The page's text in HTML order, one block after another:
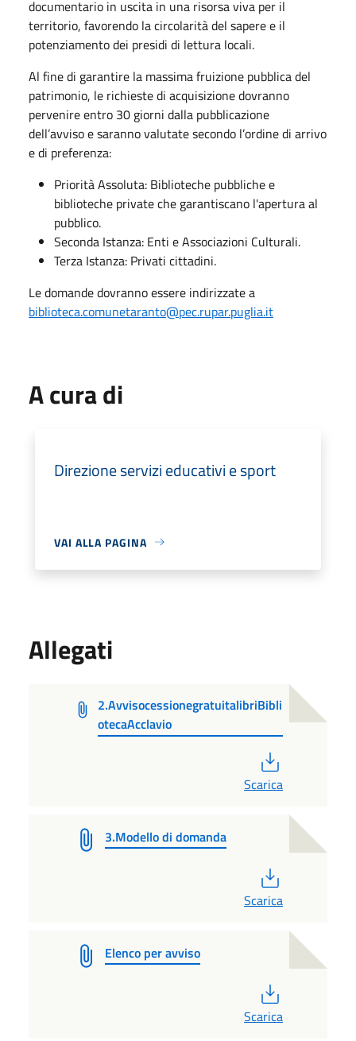
documentario in uscita in una risorsa viva per il
territorio, favorendo la circolarità del sapere e il
potenziamento dei presidi di lettura locali.
Al fine di garantire la massima fruizione pubblica del
patrimonio, le richieste di acquisizione dovranno
pervenire entro 30 giorni dalla pubblicazione
dell’avviso e saranno valutate secondo l’ordine di arrivo
e di preferenza:
Priorità Assoluta: Biblioteche pubbliche e
biblioteche private che garantiscano l'apertura al
pubblico.
Seconda Istanza: Enti e Associazioni Culturali.
Terza Istanza: Privati cittadini.
Le domande dovranno essere indirizzate a
biblioteca.comunetaranto@pec.rupar.puglia.it
A cura di
Direzione servizi educativi e sport
VAI ALLA PAGINA
Allegati
2.AvvisocessionegratuitalibriBibli
otecaAcclavio
Scarica
3.Modello di domanda
Scarica
Elenco per avviso
Scarica